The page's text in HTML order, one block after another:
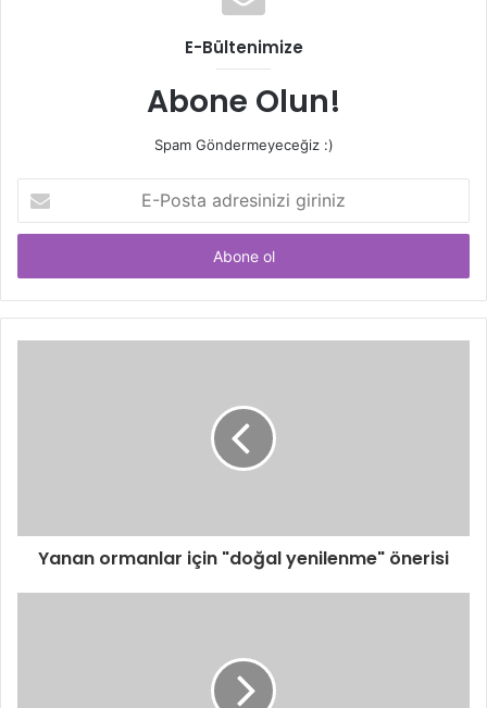
E-Bültenimize
Abone Olun!
Spam Göndermeyeceğiz :)
Posta
adresinizi
Yanan ormanlar için "doğal yenilenme" önerisi